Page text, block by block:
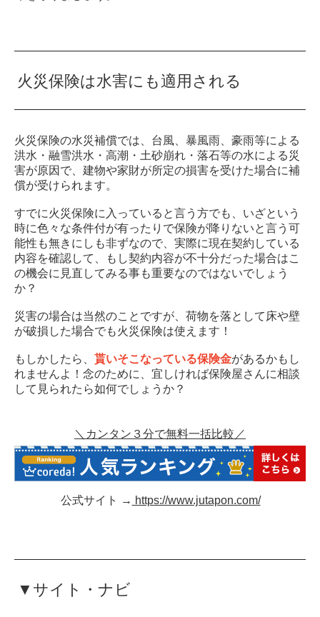
火災保険は水害にも適用される
火災保険の水災補償では、台風、暴風雨、豪雨等による
洪水・融雪洪水・高潮・土砂崩れ・落石等の水による災
害が原因で、建物や家財が所定の損害を受けた場合に補
償が受けられます。
すでに火災保険に入っていると言う方でも、いざという
時に色々な条件付が有ったりで保険が降りないと言う可
能性も無きにしも非ずなので、実際に現在契約している
内容を確認して、もし契約内容が不十分だった場合はこ
の機会に見直してみる事も重要なのではないでしょう
か？
災害の場合は当然のことですが、荷物を落として床や壁
が破損した場合でも火災保険は使えます！
もしかしたら、 貰いそこなっている保険金があるかもし
れませんよ！念のために、宜しければ保険屋さんに相談
して見られたら如何でしょうか？
＼カンタン３分で無料一括比較／
公式サイト → https://www.jutapon.com/
▼サイト・ナビ